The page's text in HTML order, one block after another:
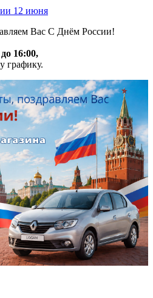
12 июня
Вас С Днём России!
16:00,
графику.